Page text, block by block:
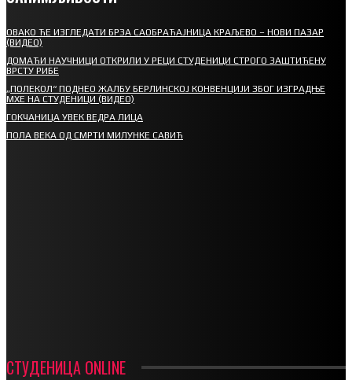
ОВАКО ЋЕ ИЗГЛЕДАТИ БРЗА САОБРАЋАЈНИЦА КРАЉЕВО – НОВИ ПАЗАР
(ВИДЕО)
ДОМАЋИ НАУЧНИЦИ ОТКРИЛИ У РЕЦИ СТУДЕНИЦИ СТРОГО ЗАШТИЋЕНУ
ВРСТУ РИБЕ
„ПОЛЕКОЛ“ ПОДНЕО ЖАЛБУ БЕРЛИНСКОЈ КОНВЕНЦИЈИ ЗБОГ ИЗГРАДЊЕ
МХЕ НА СТУДЕНИЦИ (ВИДЕО)
ГОКЧАНИЦА УВЕК ВЕДРА ЛИЦА
ПОЛА ВЕКА ОД СМРТИ МИЛУНКЕ САВИЋ
СТУДЕНИЦА ONLINE